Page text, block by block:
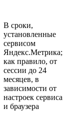
В сроки,
установленные
сервисом
Яндекс.Метрика;
как правило, от
сессии до 24
месяцев, в
зависимости от
настроек сервиса
и браузера